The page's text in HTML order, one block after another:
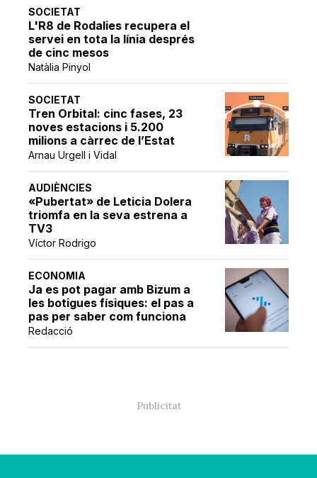
SOCIETAT
L'R8 de Rodalies recupera el
servei en tota la línia després
de cinc mesos
Natàlia Pinyol
SOCIETAT
Tren Orbital: cinc fases, 23
noves estacions i 5.200
milions a càrrec de l’Estat
Arnau Urgell i Vidal
AUDIÈNCIES
«Pubertat» de Leticia Dolera
triomfa en la seva estrena a
TV3
Víctor Rodrigo
ECONOMIA
Ja es pot pagar amb Bizum a
les botigues físiques: el pas a
pas per saber com funciona
Redacció